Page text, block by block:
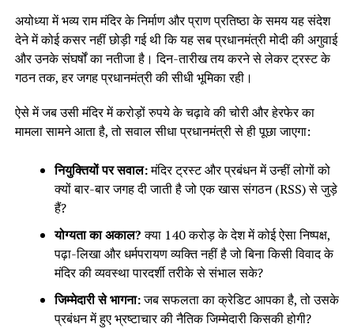
अयोध्या में भव्य राम मंदिर के निर्माण और प्राण प्रतिष्ठा के समय यह संदेश
देने में कोई कसर नहीं छोड़ी गई थी कि यह सब प्रधानमंत्री मोदी की अगुवाई
और उनके संघर्षों का नतीजा है। दिन-तारीख तय करने से लेकर ट्रस्ट के
गठन तक, हर जगह प्रधानमंत्री की सीधी भूमिका रही।
ऐसे में जब उसी मंदिर में करोड़ों रुपये के चढ़ावे की चोरी और हेरफेर का
मामला सामने आता है, तो सवाल सीधा प्रधानमंत्री से ही पूछा जाएगा:
नियुक्तियों पर सवाल:मंदिर ट्रस्ट और प्रबंधन में उन्हीं लोगों को
क्यों बार-बार जगह दी जाती है जो एक खास संगठन (RSS) से जुड़े
हैं?
योग्यता का अकाल?क्या 140 करोड़ के देश में कोई ऐसा निष्पक्ष,
पढ़ा-लिखा और धर्मपरायण व्यक्ति नहीं है जो बिना किसी विवाद के
मंदिर की व्यवस्था पारदर्शी तरीके से संभाल सके?
जिम्मेदारी से भागना:जब सफलता का क्रेडिट आपका है, तो उसके
प्रबंधन में हुए भ्रष्टाचार की नैतिक जिम्मेदारी किसकी होगी?